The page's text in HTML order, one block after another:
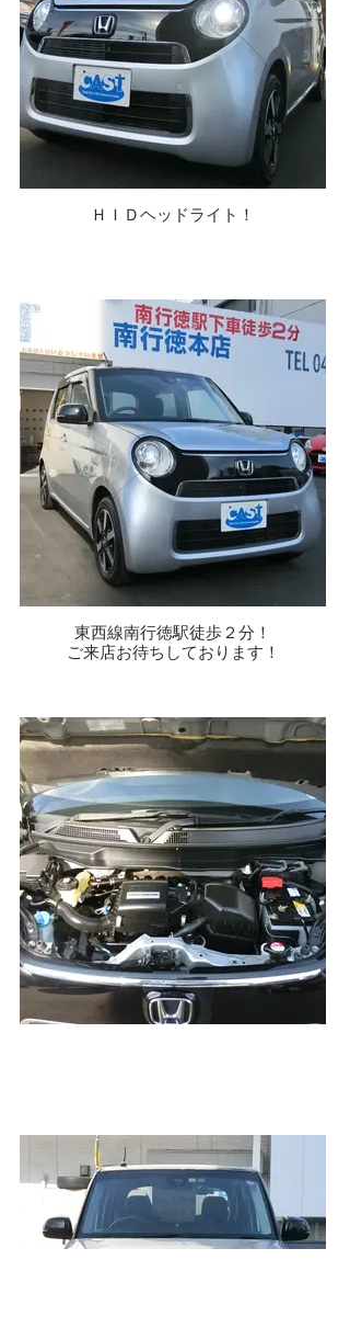
ＨＩＤヘッドライト！
東西線南行徳駅徒歩２分！
ご来店お待ちしております！